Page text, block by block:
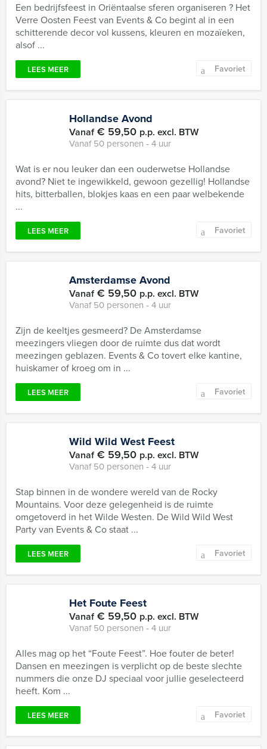
Een bedrijfsfeest in Oriëntaalse sferen organiseren ? Het
Verre Oosten Feest van Events & Co begint al in een
schitterende decor vol kussens, kleuren en mozaïeken,
alsof ...
LEES MEER Favoriet
Hollandse Avond
Vanaf€ 59,50 p.p. excl. BTW
Vanaf 50 personen ‐ 4 uur
Wat is er nou leuker dan een ouderwetse Hollandse
avond? Niet te ingewikkeld, gewoon gezellig! Hollandse
hits, bitterballen, blokjes kaas en een paar welbekende
...
LEES MEER Favoriet
Amsterdamse Avond
Vanaf€ 59,50 p.p. excl. BTW
Vanaf 50 personen ‐ 4 uur
Zijn de keeltjes gesmeerd? De Amsterdamse
meezingers vliegen door de ruimte dus dat wordt
meezingen geblazen. Events & Co tovert elke kantine,
huiskamer of kroeg om in ...
LEES MEER Favoriet
Wild Wild West Feest
Vanaf€ 59,50 p.p. excl. BTW
Vanaf 50 personen ‐ 4 uur
Stap binnen in de wondere wereld van de Rocky
Mountains. Voor deze gelegenheid is de ruimte
omgetoverd in het Wilde Westen. De Wild Wild West
Party van Events & Co staat ...
LEES MEER Favoriet
Het Foute Feest
Vanaf€ 59,50 p.p. excl. BTW
Vanaf 50 personen ‐ 4 uur
Alles mag op het “Foute Feest”. Hoe fouter de beter!
Dansen en meezingen is verplicht op de beste slechte
nummers die onze DJ speciaal voor jullie geselecteerd
heeft. Kom ...
LEES MEER Favoriet